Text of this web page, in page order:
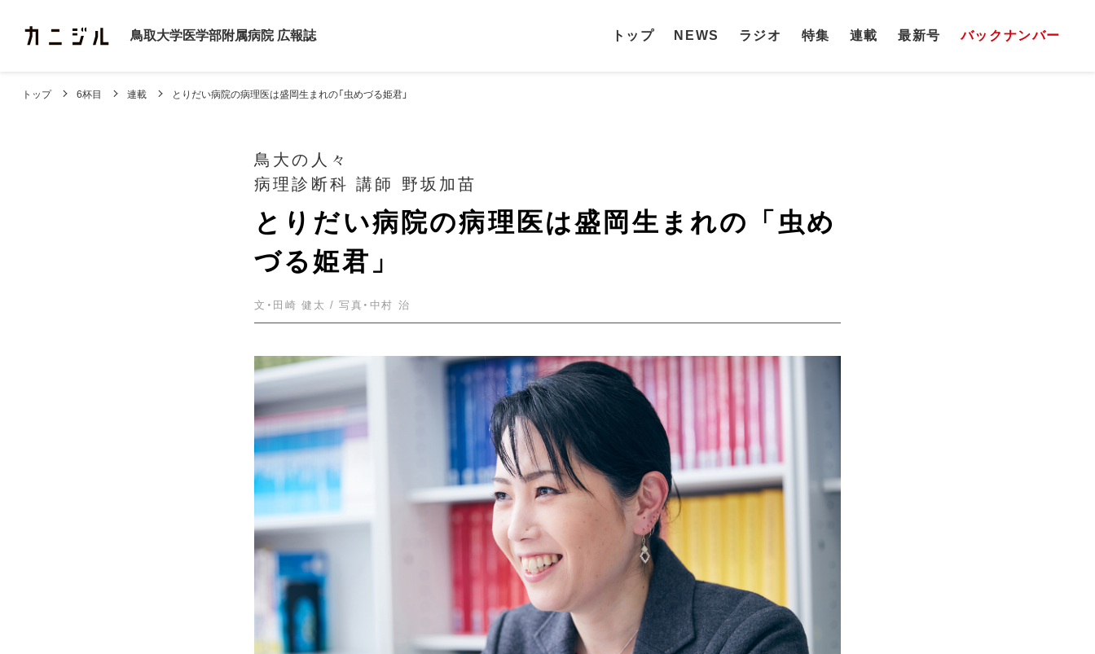
鳥取大学医学部附属病院 広報誌 トップ NEWS ラジオ 特集 連載 最新号 バックナンバー
トップ 6杯目 連載 とりだい病院の病理医は盛岡生まれの「虫めづる姫君」
鳥大の人々
病理診断科 講師 野坂加苗
とりだい病院の病理医は盛岡生まれの「虫め
づる姫君」
文・田崎 健太 / 写真・中村 治